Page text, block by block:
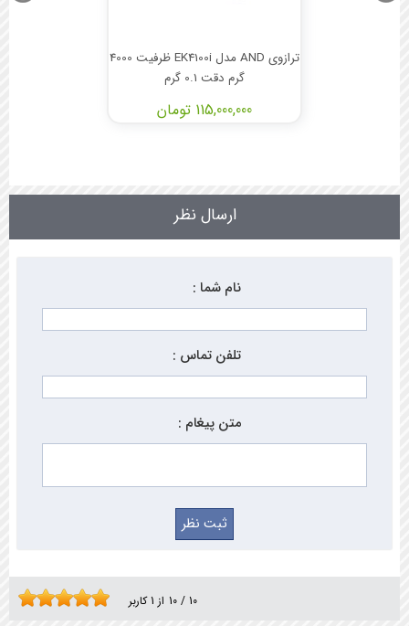
ترازوی AND مدل EK4100i ظرفیت 4000
گرم دقت 0.1 گرم
115,000,000 تومان
ارسال نظر
نام شما :
تلفن تماس :
متن پیغام :
10 / 10 از 1کاربر